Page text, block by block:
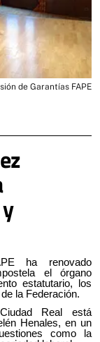
ha renovado
el órgano
estatutario, los
la Federación.
Real está
Henales, en un
como la
de Garantías FAPE